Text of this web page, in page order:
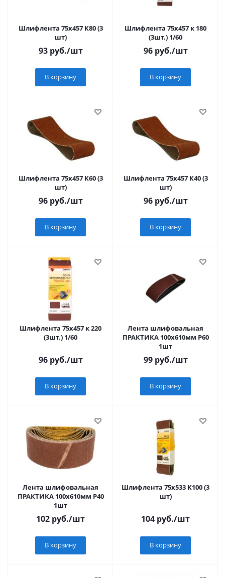
Шлифлента 75х457 К80 (3
шт)
93руб./шт
В корзину
Шлифлента 75х457 к 180
(3шт.) 1/60
96руб./шт
В корзину
Шлифлента 75х457 К60 (3
шт)
96руб./шт
В корзину
Шлифлента 75х457 К40 (3
шт)
96руб./шт
В корзину
Шлифлента 75х457 к 220
(3шт.) 1/60
96руб./шт
В корзину
Лента шлифовальная
ПРАКТИКА 100х610мм Р60
1шт
99руб./шт
В корзину
Лента шлифовальная
ПРАКТИКА 100х610мм Р40
1шт
102 руб./шт
В корзину
Шлифлента 75х533 К100 (3
шт)
104 руб./шт
В корзину